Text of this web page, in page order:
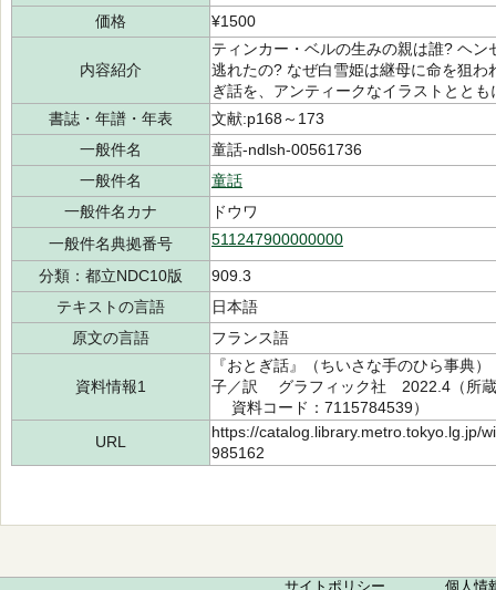
価格
¥1500
内容紹介
ティンカー・ベルの生みの親は誰? ヘ
逃れたの? なぜ白雪姫は継母に命を狙
ぎ話を、アンティークなイラストととも
書誌・年譜・年表
文献:p168～173
一般件名
童話-ndlsh-00561736
一般件名
童話
一般件名カナ
ドウワ
一般件名典拠番号
511247900000000
分類：都立NDC10版
909.3
テキストの言語
日本語
原文の言語
フランス語
資料情報1
『おとぎ話』（ちいさな手のひら事典
子／訳 グラフィック社 2022.4（所
資料コード：7115784539）
URL
https://catalog.library.metro.tokyo.lg.jp/
985162
サイトポリシー 個人情